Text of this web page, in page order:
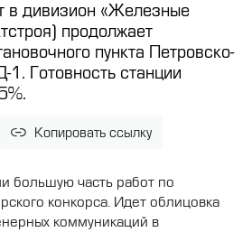
дивизион «Железные
продолжает
пункта Петровско-
Готовность станции
Копировать ссылку
большую часть работ по
конкорса. Идет облицовка
коммуникаций в